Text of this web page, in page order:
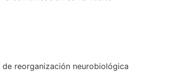
reorganización neurobiológica